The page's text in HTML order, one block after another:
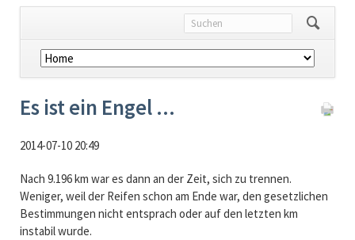
Navigation
überspringen
Es ist ein Engel ...
2014-07-10 20:49
Nach 9.196 km war es dann an der Zeit, sich zu trennen.
Weniger, weil der Reifen schon am Ende war, den gesetzlichen
Bestimmungen nicht entsprach oder auf den letzten km
instabil wurde.